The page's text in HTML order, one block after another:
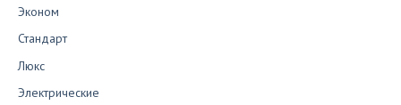
Эконом
Стандарт
Люкс
Электрические